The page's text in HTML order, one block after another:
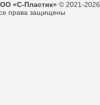
«С-Пластик» © 2021-2026
права защищены